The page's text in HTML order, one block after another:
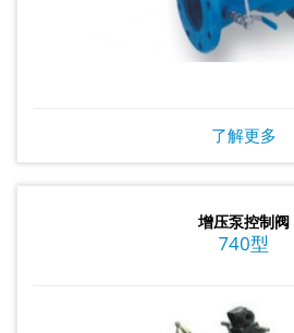
了解更多
增压泵控制阀
740型